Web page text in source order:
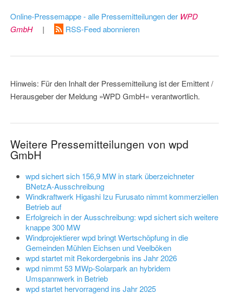
Online-Pressemappe - alle Pressemitteilungen der WPD
GmbH
| RSS-Feed abonnieren
Hinweis: Für den Inhalt der Pressemitteilung ist der Emittent /
Herausgeber der Meldung »WPD GmbH« verantwortlich.
Weitere Pressemitteilungen von wpd
GmbH
wpd sichert sich 156,9 MW in stark überzeichneter
BNetzA-Ausschreibung
Windkraftwerk Higashi Izu Furusato nimmt kommerziellen
Betrieb auf
Erfolgreich in der Ausschreibung: wpd sichert sich weitere
knappe 300 MW
Windprojektierer wpd bringt Wertschöpfung in die
Gemeinden Mühlen Eichsen und Veelböken
wpd startet mit Rekordergebnis ins Jahr 2026
wpd nimmt 53 MWp-Solarpark an hybridem
Umspannwerk in Betrieb
wpd startet hervorragend ins Jahr 2025